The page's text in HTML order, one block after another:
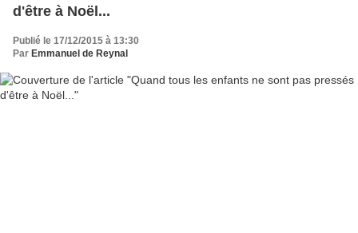
d'être à Noël...
Publié le 17/12/2015 à 13:30
Par Emmanuel de Reynal